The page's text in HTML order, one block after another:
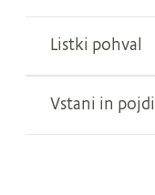
Listki pohval
Vstani in pojdi